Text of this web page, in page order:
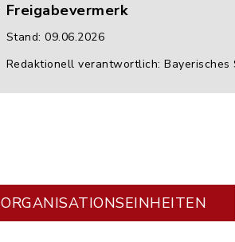
Freigabevermerk
Stand: 09.06.2026
Redaktionell verantwortlich:
ORGANISATIONS­EINHEITEN